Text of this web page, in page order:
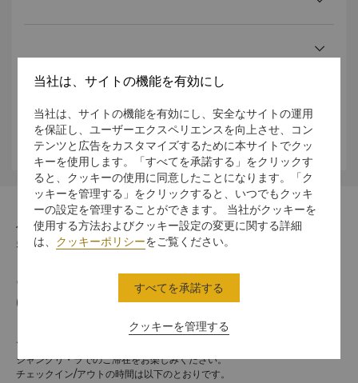
住所
518048 4088 Yi Tian Road, Futian District, 深セン
電話番号
(86 755) 8828 4088
チェックイン / チェックアウト
シャングリ・ラでのご滞在をお楽しみください。
チェックイン/アウトの時間は以下のとおりです。
当社は、サイトの機能を有効にし
当社は、サイトの機能を有効にし、安全なサイトの運用
を保証し、ユーザーエクスペリエンスを向上させ、コン
テンツと広告をカスタマイズするために本サイトでクッ
キーを使用します。「すべてを承諾する」をクリックす
ると、クッキーの使用に同意したことになります。「ク
ッキーを管理する」をクリックすると、いつでもクッキ
ーの設定を管理することができます。 当社がクッキーを
使用する方法およびクッキー設定の変更に関する詳細
は、 クッキーポリシーをご覧ください。
クッキーを管理する
すべてを承諾する